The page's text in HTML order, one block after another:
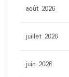
août 2026
juillet 2026
juin 2026